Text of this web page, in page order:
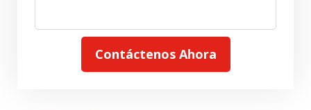
Contáctenos Ahora